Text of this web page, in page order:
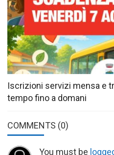
Iscrizioni servizi mensa e
tempo fino a domani
COMMENTS (0)
You must be